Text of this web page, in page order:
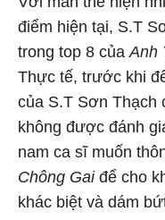
điểm hiện tại, S.T
trong top 8 của Anh
Thực tế, trước khi
của S.T Sơn Thạch
không được đánh
nam ca sĩ muốn
Chông Gai để cho
khác biệt và dám